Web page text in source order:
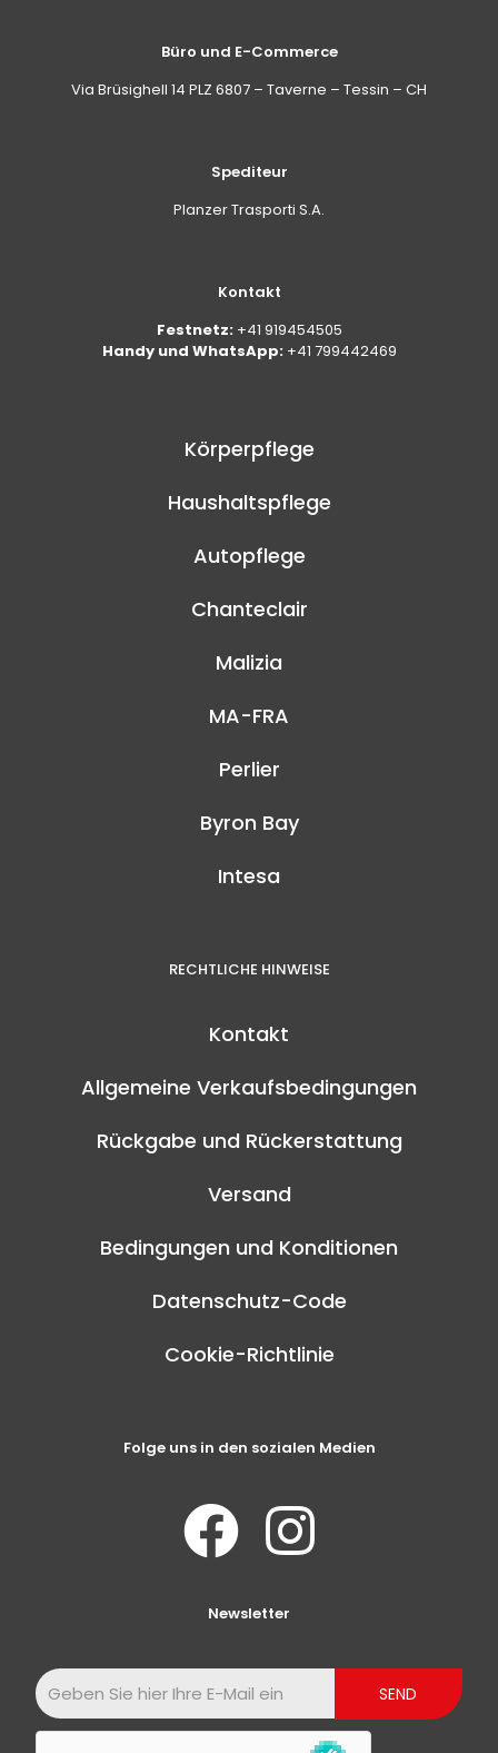
Büro und E-Commerce
Via Brüsighell 14 PLZ 6807 – Taverne – Tessin – CH
Spediteur
Planzer Trasporti S.A.
Kontakt
Festnetz: +41 919454505
Handy und WhatsApp: +41 799442469
Körperpflege
Haushaltspflege
Autopflege
Chanteclair
Malizia
MA-FRA
Perlier
Byron Bay
Intesa
RECHTLICHE HINWEISE
Kontakt
Allgemeine Verkaufsbedingungen
Rückgabe und Rückerstattung
Versand
Bedingungen und Konditionen
Datenschutz-Code
Cookie-Richtlinie
Folge uns in den sozialen Medien
Newsletter